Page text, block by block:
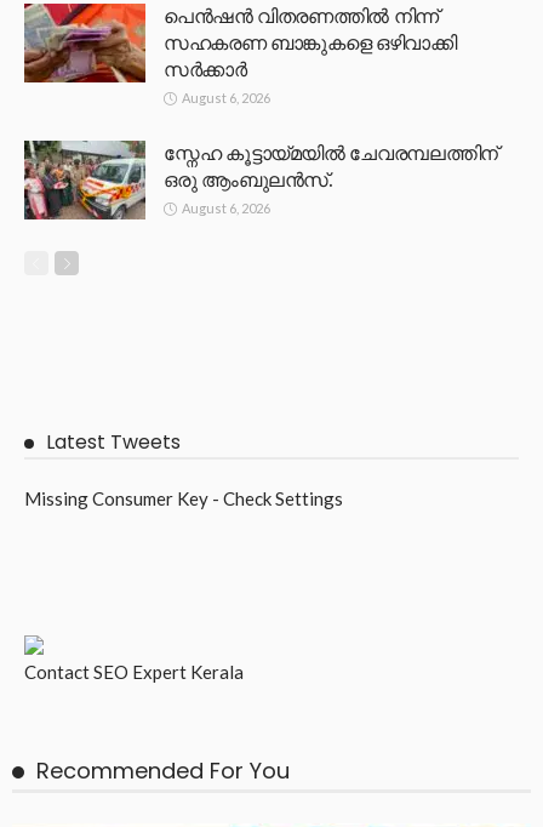
പെൻഷൻ വിതരണത്തിൽ നിന്ന്
സഹകരണ ബാങ്കുകളെ ഒഴിവാക്കി
സർക്കാർ
August 6, 2026
സ്നേഹ കൂട്ടായ്മയിൽ ചേവരമ്പലത്തിന്
ഒരു ആംബുലൻസ്.
August 6, 2026
Latest Tweets
Missing Consumer Key - Check Settings
ContactSEO Expert Kerala
Recommended For You